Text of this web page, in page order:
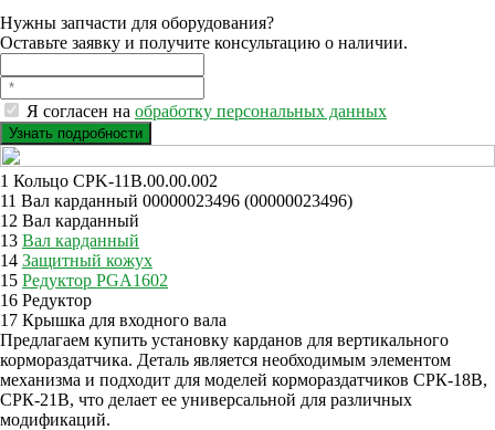
Нужны запчасти для оборудования?
Оставьте заявку и получите консультацию о наличии.
Я согласен на обработку персональных данных
1 Кольцо CPK-11B.00.00.002
11 Вал карданный 00000023496 (00000023496)
12 Вал карданный
13 Вал карданный
14 Защитный кожух
15 Редуктор PGA1602
16 Редуктор
17 Крышка для входного вала
Предлагаем купить установку карданов для вертикального
кормораздатчика. Деталь является необходимым элементом
механизма и подходит для моделей кормораздатчиков СРК-18В,
СРК-21В, что делает ее универсальной для различных
модификаций.